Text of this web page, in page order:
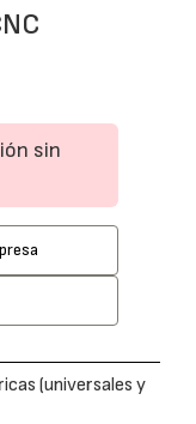
sin
(universales y